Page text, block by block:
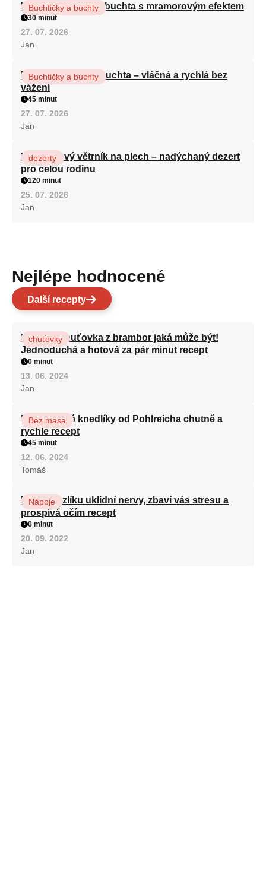
Vláčná olejová litá buchta s mramorovým efektem
Buchtičky a buchty
30 minut
27. 07. 2026
Jan
Hrnková maková buchta – vláčná a rychlá bez
vážení
Buchtičky a buchty
45 minut
27. 07. 2026
Jan
Karamelový větrník na plech – nadýchaný dezert
pro celou rodinu
dezerty
120 minut
25. 07. 2026
Jan
Nejlépe hodnocené
Další recepty
Nejlepší chuťovka z brambor jaká může být!
Jednoduchá a hotová za pár minut recept
chuťovky
0 minut
13. 06. 2024
Jan
Karlovarské knedlíky od Pohlreicha chutně a
rychle recept
Bez masa
45 minut
12. 06. 2024
Tomáš
Kořen kozlíku uklidní nervy, zbaví vás stresu a
prospívá očím recept
Nápoje
0 minut
20. 09. 2022
Jan